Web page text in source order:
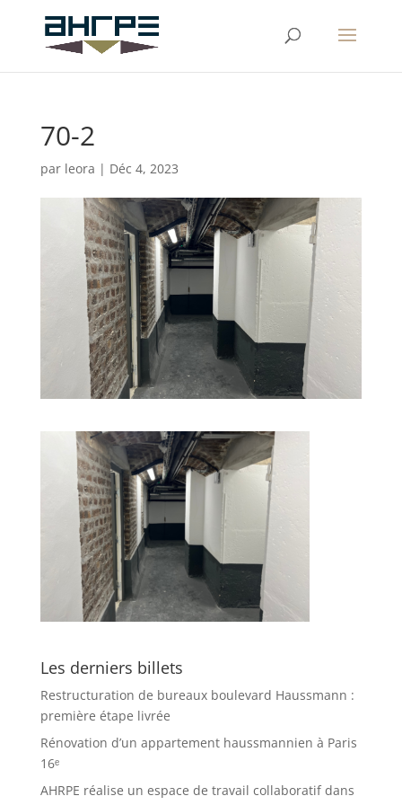
70-2
par leora | Déc 4, 2023
Les derniers billets
Restructuration de bureaux boulevard Haussmann :
première étape livrée
Rénovation d’un appartement haussmannien à Paris
16ᵉ
AHRPE réalise un espace de travail collaboratif dans